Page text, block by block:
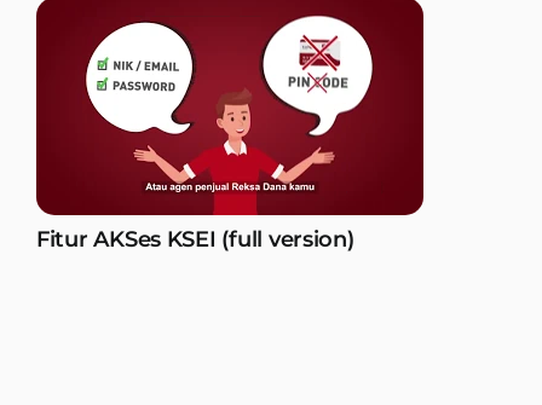
Fitur AKSes KSEI (full version)